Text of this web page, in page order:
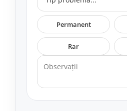
Cabluri pentru baterii
Componente baterii
Localizatoare GPS
Mecanică
Furci / mânere principale &
Pliere, pasadores & tije
Crickuri / suporturi parcare
Permanent
Rar